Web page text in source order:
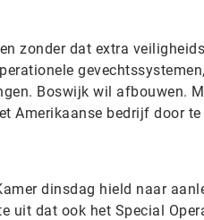
zonder dat extra
Boswijk wil afbouwen.
Amerikaanse bedrijf door te
dinsdag hield naar
uit dat ook het Special